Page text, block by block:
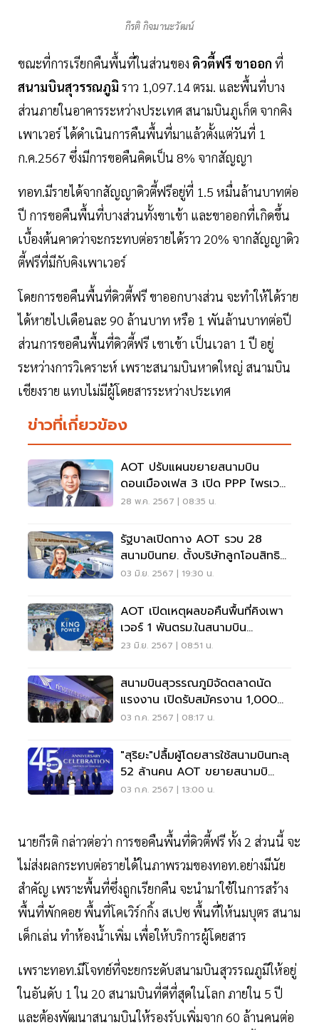
กีรติ กิจมานะวัฒน์
ขณะที่การเรียกคืนพื้นที่ในส่วนของ ดิวตี้ฟรี ขาออก ที่
สนามบินสุวรรณภูมิ ราว 1,097.14 ตรม. และพื้นที่บาง
ส่วนภายในอาคารระหว่างประเทศ สนามบินภูเก็ต จากคิง
เพาเวอร์ ได้ดำเนินการคืนพื้นที่มาแล้วตั้งแต่วันที่ 1
ก.ค.2567 ซึ่งมีการขอคืนคิดเป็น 8% จากสัญญา
ทอท.มีรายได้จากสัญญาดิวตี้ฟรีอยู่ที่ 1.5 หมื่นล้านบาทต่อ
ปี การขอคืนพื้นที่บางส่วนทั้งขาเข้า และขาออกที่เกิดขึ้น
เบื้องต้นคาดว่าจะกระทบต่อรายได้ราว 20% จากสัญญาดิว
ตี้ฟรีที่มีกับคิงเพาเวอร์
โดยการขอคืนพื้นที่ดิวตี้ฟรี ขาออกบางส่วน จะทำให้ได้ราย
ได้หายไปเดือนละ 90 ล้านบาท หรือ 1 พันล้านบาทต่อปี
ส่วนการขอคืนพื้นที่ดิวตี้ฟรี เขาเข้า เป็นเวลา 1 ปี อยู่
ระหว่างการวิเคราะห์ เพราะสนามบินหาดใหญ่ สนามบิน
เชียงราย แทบไม่มีผู้โดยสารระหว่างประเทศ
ข่าวที่เกี่ยวข้อง
AOT ปรับแผนขยายสนามบิน
ดอนเมืองเฟส 3 เปิด PPP ไพรเวท
เจ็ท เทอร์มินัล แห่งที่ 2
28 พ.ค. 2567 | 08:35 น.
รัฐบาลเปิดทาง AOT รวบ 28
สนามบินทย. ตั้งบริษัทลูกโอนสิทธิ
บริหารเชิงพาณิชย์
03 มิ.ย. 2567 | 19:30 น.
AOT เปิดเหตุผลขอคืนพื้นที่คิงเพา
เวอร์ 1 พันตรม.ในสนามบิน
สุวรรณภูมิ
23 มิ.ย. 2567 | 08:51 น.
สนามบินสุวรรณภูมิจัดตลาดนัด
แรงงาน เปิดรับสมัครงาน 1,000
อัตรา 3-5 ก.ค.นี้
03 ก.ค. 2567 | 08:17 น.
"สุริยะ"ปลื้มผู้โดยสารใช้สนามบินทะลุ
52 ล้านคน AOT ขยายสนามบิ
นรับฮับการบิน
03 ก.ค. 2567 | 13:00 น.
นายกีรติ กล่าวต่อว่า การขอคืนพื้นที่ดิวตี้ฟรี ทั้ง 2 ส่วนนี้ จะ
ไม่ส่งผลกระทบต่อรายได้ในภาพรวมของทอท.อย่างมีนัย
สำคัญ เพราะพื้นที่ซึ่งถูกเรียกคืน จะนำมาใช้ในการสร้าง
พื้นที่พักคอย พื้นที่โคเวิร์กกิ้ง สเปซ พื้นที่ให้นมบุตร สนาม
เด็กเล่น ทำห้องนํ้าเพิ่ม เพื่อให้บริการผู้โดยสาร
เพราะทอท.มีโจทย์ที่จะยกระดับสนามบินสุวรรณภูมิให้อยู่
ในอันดับ 1 ใน 20 สนามบินที่ดีที่สุดในโลก ภายใน 5 ปี
และต้องพัฒนาสนามบินให้รองรับเพิ่มจาก 60 ล้านคนต่อ